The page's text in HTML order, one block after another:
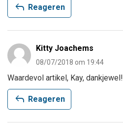
reply Reageren
Kitty Joachems
08/07/2018 om 19:44
Waardevol artikel, Kay, dankjewel!
reply Reageren